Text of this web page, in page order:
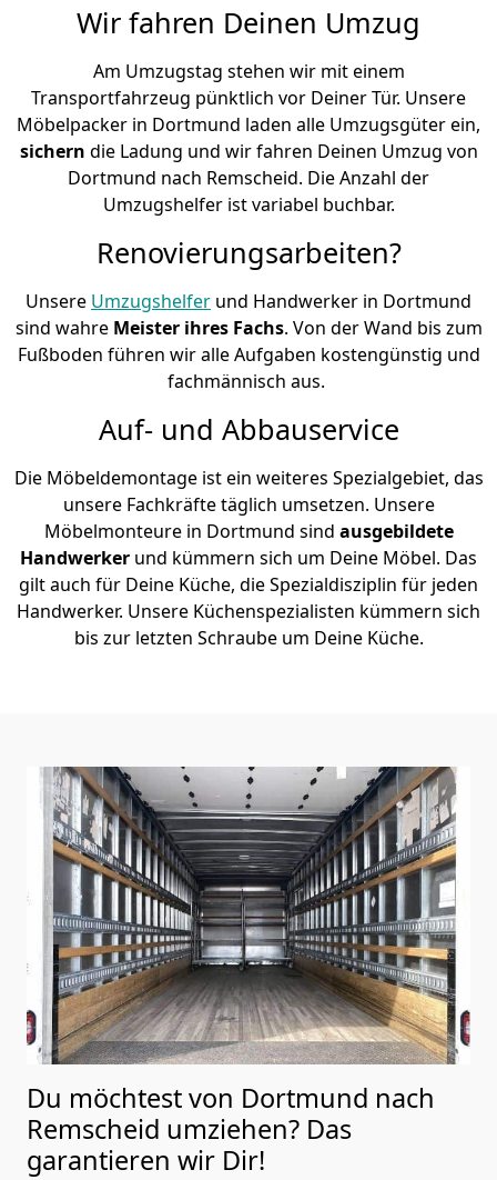
Wir fahren Deinen Umzug
Am Umzugstag stehen wir mit einem
Transportfahrzeug pünktlich vor Deiner Tür. Unsere
Möbelpacker in Dortmund laden alle Umzugsgüter ein,
sichern die Ladung und wir fahren Deinen Umzug von
Dortmund nach Remscheid. Die Anzahl der
Umzugshelfer ist variabel buchbar.
Renovierungsarbeiten?
Unsere Umzugshelfer und Handwerker in Dortmund
sind wahre Meister ihres Fachs. Von der Wand bis zum
Fußboden führen wir alle Aufgaben kostengünstig und
fachmännisch aus.
Auf- und Abbauservice
Die Möbeldemontage ist ein weiteres Spezialgebiet, das
unsere Fachkräfte täglich umsetzen. Unsere
Möbelmonteure in Dortmund sind ausgebildete
Handwerker und kümmern sich um Deine Möbel. Das
gilt auch für Deine Küche, die Spezialdisziplin für jeden
Handwerker. Unsere Küchenspezialisten kümmern sich
bis zur letzten Schraube um Deine Küche.
Du möchtest von Dortmund nach
Remscheid umziehen? Das
garantieren wir Dir!